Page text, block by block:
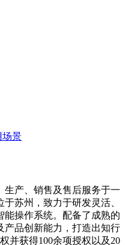
场景
生产、销售及售后服务于一
苏州，致力于研发灵活、
能操作系统。配备了成熟的
产品创新能力，打造出知行
并获得100余项授权以及20